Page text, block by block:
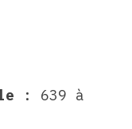
: 639 à